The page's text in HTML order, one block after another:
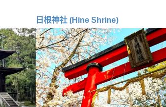
日根神社 (Hine Shrine)